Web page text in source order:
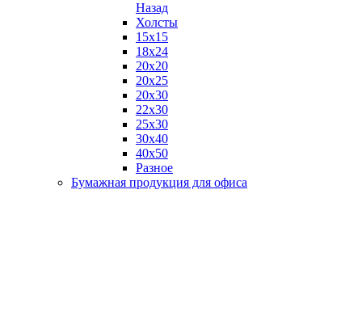
Назад
Холсты
15х15
18х24
20х20
20х25
20х30
22х30
25х30
30х40
40х50
Разное
Бумажная продукция для офиса